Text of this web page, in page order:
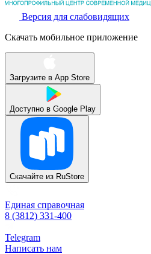
Версия для слабовидящих
Скачать мобильное приложение
Загрузите в App Store
Доступно в Google Play
Скачайте из RuStore
Единая справочная
8 (3812) 331-400
Telegram
Написать нам